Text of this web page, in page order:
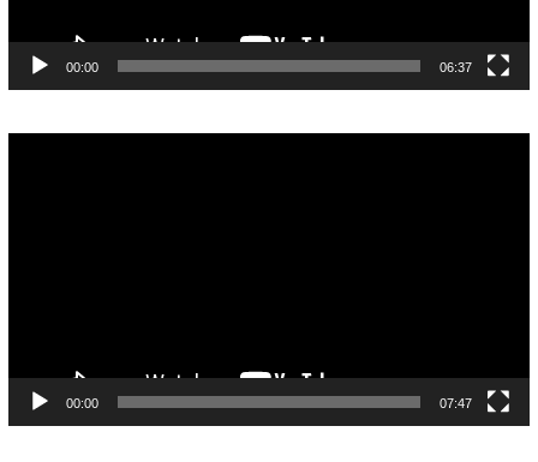
00:00 06:37
00:00 07:47